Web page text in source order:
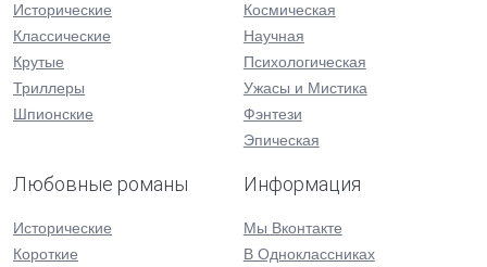
Исторические
Классические
Крутые
Триллеры
Шпионские
Космическая
Научная
Психологическая
Ужасы и Мистика
Фэнтези
Эпическая
Любовные романы
Исторические
Короткие
Информация
Мы Вконтакте
В Одноклассниках